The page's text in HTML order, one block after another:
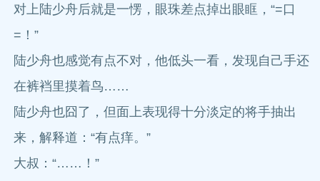
对上陆少舟后就是一愣，眼珠差点掉出眼眶，“=口
=！”
陆少舟也感觉有点不对，他低头一看，发现自己手还
在裤裆里摸着鸟……
陆少舟也囧了，但面上表现得十分淡定的将手抽出
来，解释道：“有点痒。”
大叔：“……！”